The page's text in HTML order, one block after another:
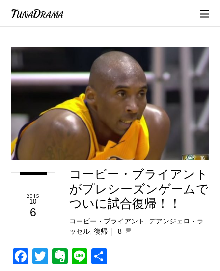
TunaDrama
2015
10
6
コービー・ブライアント
がプレシーズンゲームで
ついに試合復帰！！
コービー・ブライアント ,デアンジェロ・ラ
ッセル ,復帰 8
F
T
E
Li